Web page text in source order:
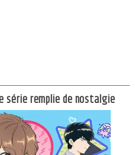
série remplie de nostalgie